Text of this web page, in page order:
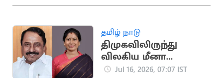
தமிழ் நாடு
திமுகவிலிருந்து
விலகிய மீனா
ஜெயக்குமார்
Jul 16, 2026, 07:07 IST